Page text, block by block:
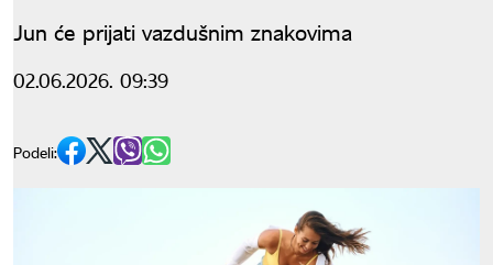
Jun će prijati vazdušnim znakovima
02.06.2026. 09:39
Podeli: